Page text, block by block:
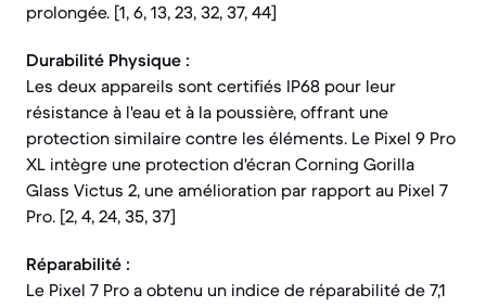
prolongée. [1, 6, 13, 23, 32, 37, 44]
Durabilité Physique :
Les deux appareils sont certifiés IP68 pour leur
résistance à l'eau et à la poussière, offrant une
protection similaire contre les éléments. Le Pixel 9 Pro
XL intègre une protection d'écran Corning Gorilla
Glass Victus 2, une amélioration par rapport au Pixel 7
Pro. [2, 4, 24, 35, 37]
Réparabilité :
Le Pixel 7 Pro a obtenu un indice de réparabilité de 7,1